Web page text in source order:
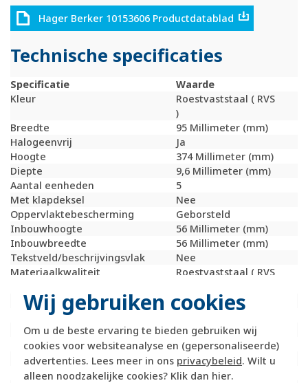
Wij gebruiken cookies
Om u de beste ervaring te bieden gebruiken wij
cookies voor websiteanalyse en (gepersonaliseerde)
advertenties. Lees meer in ons privacybeleid. Wilt u
alleen noodzakelijke cookies? Klik dan hier.
Hager Berker 10153606 Productdatablad
Technische specificaties
Specificatie
Waarde
Kleur
Roestvaststaal ( RVS
)
Breedte
95 Millimeter (mm)
Halogeenvrij
Ja
Hoogte
374 Millimeter (mm)
Diepte
9,6 Millimeter (mm)
Aantal eenheden
5
Met klapdeksel
Nee
Oppervlaktebescherming
Geborsteld
Inbouwhoogte
56 Millimeter (mm)
Inbouwbreedte
56 Millimeter (mm)
Tekstveld/beschrijvingsvlak
Nee
Materiaalkwaliteit
Roestvaststaal ( RVS
Materiaal
Metaal
Bevestigingswijze
Montagerichting
Verticaal
RAL-nummer (vergelijkbaar)
9022
Slagvastheid
IK07
Beschermingsgraad (IP)
IP20